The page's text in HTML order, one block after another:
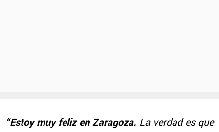
“Estoy muy feliz en Zaragoza. La verdad es que